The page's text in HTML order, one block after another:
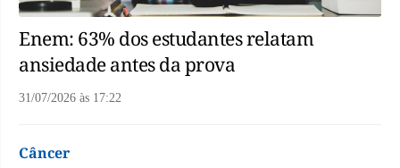
Enem: 63% dos estudantes relatam
ansiedade antes da prova
31/07/2026 às 17:22
Câncer